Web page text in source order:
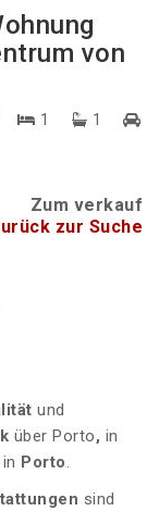
von
1
1
Zum verkauf
zur Suche
und
über Porto, in
Porto.
sind